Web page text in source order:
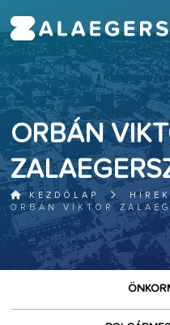
ORBÁN
KEZDŐLAP
ORBÁN VIKTOR